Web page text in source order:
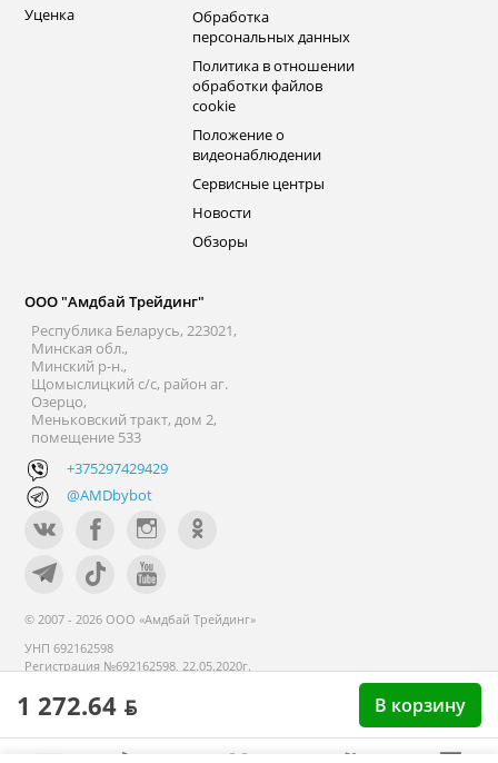
1 272.64 ƃ В корзину
Уценка
Обработка
персональных данных
Политика в отношении
обработки файлов
cookie
Положение о
видеонаблюдении
Сервисные центры
Новости
Обзоры
ООО "Амдбай Трейдинг"
Республика Беларусь, 223021,
Минская обл.,
Минский р-н.,
Щомыслицкий с/с, район аг.
Озерцо,
Меньковский тракт, дом 2,
помещение 533
+375297429429
@AMDbybot
© 2007 - 2026 ООО «Амдбай Трейдинг»
УНП 692162598
Регистрация №692162598, 22.05.2020г.
реестре с 14 сентября 2020г.